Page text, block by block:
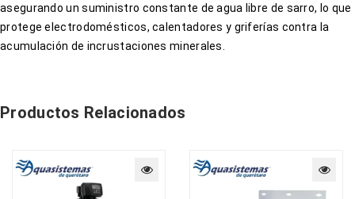
asegurando un suministro constante de agua libre de sarro, lo que
protege electrodomésticos, calentadores y griferías contra la
acumulación de incrustaciones minerales.
Productos Relacionados